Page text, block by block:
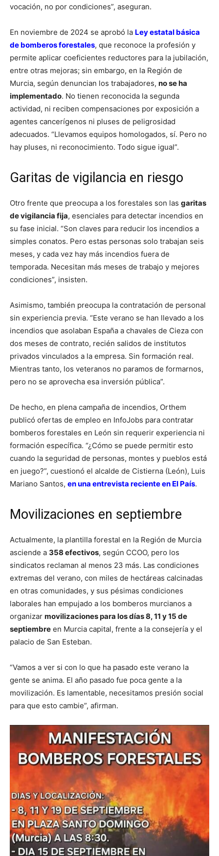
vocación, no por condiciones”, aseguran.
En noviembre de 2024 se aprobó la Ley estatal básica
de bomberos forestales, que reconoce la profesión y
permite aplicar coeficientes reductores para la jubilación,
entre otras mejoras; sin embargo, en la Región de
Murcia, según denuncian los trabajadores, no se ha
implementado. No tienen reconocida la segunda
actividad, ni reciben compensaciones por exposición a
agentes cancerígenos ni pluses de peligrosidad
adecuados. “Llevamos equipos homologados, sí. Pero no
hay pluses, ni reconocimiento. Todo sigue igual”.
Garitas de vigilancia en riesgo
Otro frente que preocupa a los forestales son las garitas
de vigilancia fija, esenciales para detectar incendios en
su fase inicial. “Son claves para reducir los incendios a
simples conatos. Pero estas personas solo trabajan seis
meses, y cada vez hay más incendios fuera de
temporada. Necesitan más meses de trabajo y mejores
condiciones”, insisten.
Asimismo, también preocupa la contratación de personal
sin experiencia previa. “Este verano se han llevado a los
incendios que asolaban España a chavales de Cieza con
dos meses de contrato, recién salidos de institutos
privados vinculados a la empresa. Sin formación real.
Mientras tanto, los veteranos no paramos de formarnos,
pero no se aprovecha esa inversión pública”.
De hecho, en plena campaña de incendios, Orthem
publicó ofertas de empleo en InfoJobs para contratar
bomberos forestales en León sin requerir experiencia ni
formación específica. “¿Cómo se puede permitir esto
cuando la seguridad de personas, montes y pueblos está
en juego?”, cuestionó el alcalde de Cistierna (León), Luis
Mariano Santos, en una entrevista reciente en El País.
Movilizaciones en septiembre
Actualmente, la plantilla forestal en la Región de Murcia
asciende a 358 efectivos, según CCOO, pero los
sindicatos reclaman al menos 23 más. Las condiciones
extremas del verano, con miles de hectáreas calcinadas
en otras comunidades, y sus pésimas condiciones
laborales han empujado a los bomberos murcianos a
organizar movilizaciones para los días 8, 11 y 15 de
septiembre en Murcia capital, frente a la consejería y el
palacio de San Esteban.
“Vamos a ver si con lo que ha pasado este verano la
gente se anima. El año pasado fue poca gente a la
movilización. Es lamentable, necesitamos presión social
para que esto cambie”, afirman.